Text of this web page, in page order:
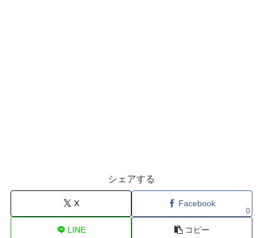
シェアする
X Facebook
0
LINE コピー